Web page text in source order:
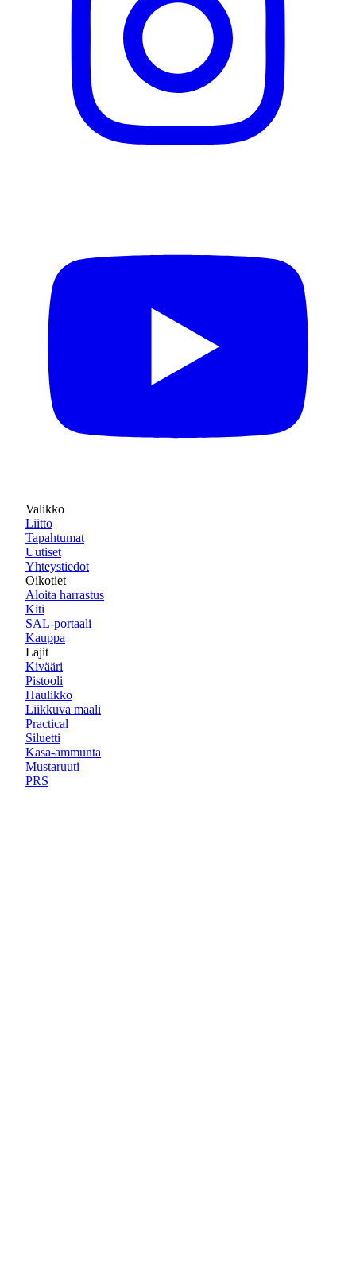
Valikko
Liitto
Tapahtumat
Uutiset
Yhteystiedot
Oikotiet
Aloita harrastus
Kiti
SAL-portaali
Kauppa
Lajit
Kivääri
Pistooli
Haulikko
Liikkuva maali
Practical
Siluetti
Kasa-ammunta
Mustaruuti
PRS